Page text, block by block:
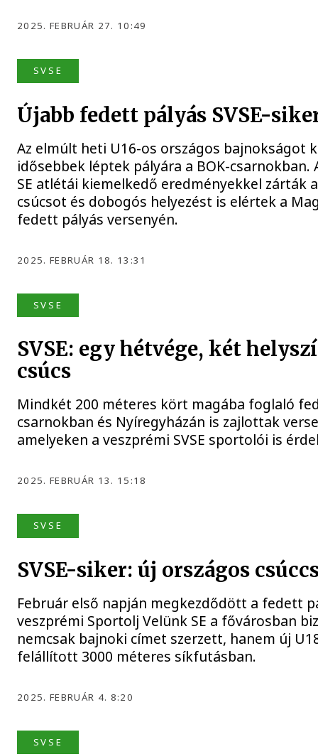
2025. FEBRUÁR 27. 10:49
SVSE
Újabb fedett pályás SVSE-
Az elmúlt heti U16-os országos bajnokságot
idősebbek léptek pályára a BOK-
SE atlétái kiemelkedő eredményekkel zárták
csúcsot és dobogós helyezést is elértek a
fedett pályás versenyén.
2025. FEBRUÁR 18. 13:31
SVSE
SVSE: egy hétvége, két
csúcs
Mindkét 200 méteres kört magába foglaló
csarnokban és Nyíregyházán is zajlottak
amelyeken a veszprémi SVSE sportolói is
2025. FEBRUÁR 13. 15:18
SVSE
SVSE-siker: új országos
Február első napján megkezdődött a fedett
veszprémi Sportolj Velünk SE a fővárosban
nemcsak bajnoki címet szerzett, hanem új
felállított 3000 méteres síkfutásban.
2025. FEBRUÁR 4. 8:20
SVSE